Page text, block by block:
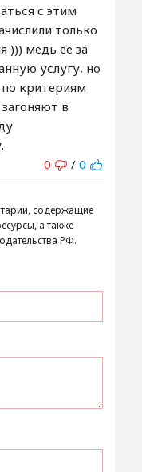
с этим
только
))) медь её за
услугу, но
критериям
в
0
/ 0
содержащие
а также
РФ.